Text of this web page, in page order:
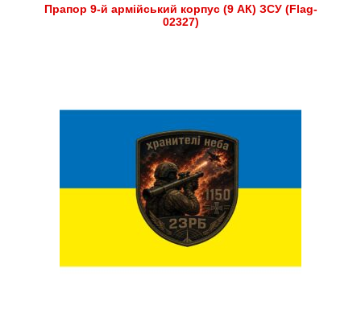
Прапор 9-й армійський корпус (9 АК) ЗСУ (Flag-
02327)